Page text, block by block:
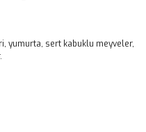
yumurta, sert kabuklu meyveler,